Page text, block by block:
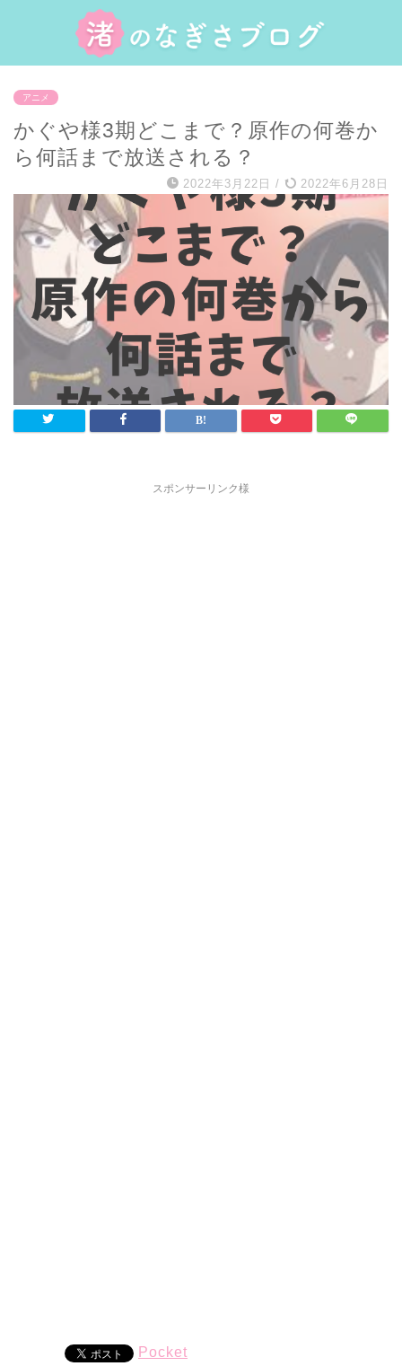
アニメ
かぐや様3期どこまで？原作の何巻か
ら何話まで放送される？
2022年3月22日 / 2022年6月28日
スポンサーリンク様
Pocket